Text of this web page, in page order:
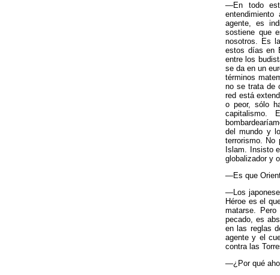
—En todo
agente, es
sostiene que
nosotros. Es
estos días en
entre los
se da en un
términos
no se trata de
red está
o peor, sólo
capitalismo.
del mundo y
terrorismo. No
Islam. Insisto
globalizador y
—Es que
—Los
Héroe es el
matarse.
pecado, es
en las reglas
agente y el
contra las
—¿Por qué